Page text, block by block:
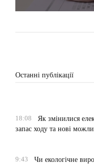
Останні публікації
18:08
Як змінилися
запас ходу та нові
9:43
Чи екологічне